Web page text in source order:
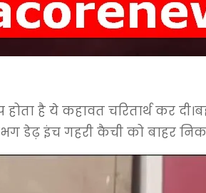
है ये कहावत चरितार्थ कर
इंच गहरी कैची को बाहर